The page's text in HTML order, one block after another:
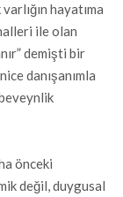
hayatıma
ile olan
demişti bir
danışanımla
önceki
değil, duygusal